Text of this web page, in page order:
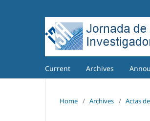
Current Archives
Home / Archives / Actas